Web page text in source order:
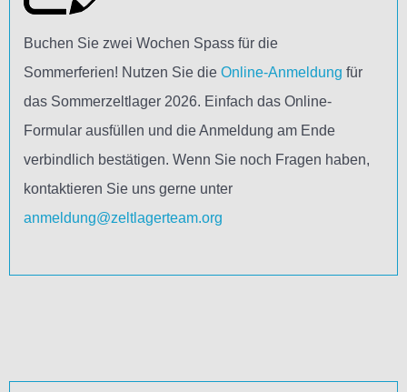
Buchen Sie zwei Wochen Spass für die
Sommerferien! Nutzen Sie die Online-Anmeldung für
das Sommerzeltlager 2026. Einfach das Online-
Formular ausfüllen und die Anmeldung am Ende
verbindlich bestätigen. Wenn Sie noch Fragen haben,
kontaktieren Sie uns gerne unter
anmeldung@zeltlagerteam.org